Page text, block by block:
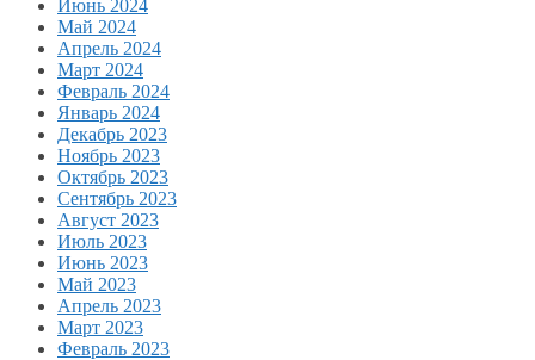
Июнь 2024
Май 2024
Апрель 2024
Март 2024
Февраль 2024
Январь 2024
Декабрь 2023
Ноябрь 2023
Октябрь 2023
Сентябрь 2023
Август 2023
Июль 2023
Июнь 2023
Май 2023
Апрель 2023
Март 2023
Февраль 2023